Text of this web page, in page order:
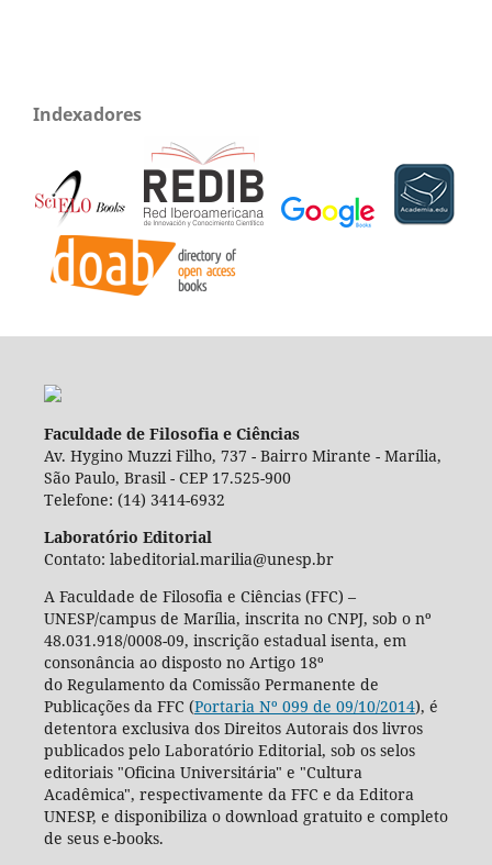
Indexadores
Faculdade de Filosofia e Ciências
Av. Hygino Muzzi Filho, 737 - Bairro Mirante - Marília,
São Paulo, Brasil - CEP 17.525-900
Telefone: (14) 3414-6932
Laboratório Editorial
Contato: labeditorial.marilia@unesp.br
A Faculdade de Filosofia e Ciências (FFC) –
UNESP/campus de Marília, inscrita no CNPJ, sob o nº
48.031.918/0008-09, inscrição estadual isenta, em
consonância ao disposto no Artigo 18º
do Regulamento da Comissão Permanente de
Publicações da FFC (Portaria Nº 099 de 09/10/2014), é
detentora exclusiva dos Direitos Autorais dos livros
publicados pelo Laboratório Editorial, sob os selos
editoriais "Oficina Universitária" e "Cultura
Acadêmica", respectivamente da FFC e da Editora
UNESP, e disponibiliza o download gratuito e completo
de seus e-books.